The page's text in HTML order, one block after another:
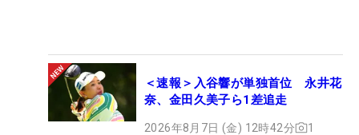
＜速報＞入谷響が単独首位 永井花
奈、金田久美子ら1差追走
2026年8月7日 (金) 12時42分 1